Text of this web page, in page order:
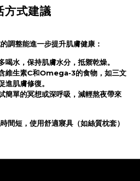
方式建議
調整能進一步提升肌膚健康：
喝水，保持肌膚水分，抵禦乾燥。
維生素C和Omega-3的食物，如三文
進肌膚修復。
簡單的冥想或深呼吸，減輕熬夜帶來
間短，使用舒適寢具（如絲質枕套）